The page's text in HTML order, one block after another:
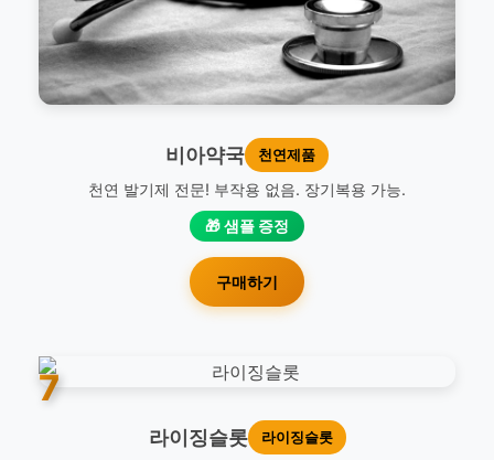
비아약국 천연제품
천연 발기제 전문! 부작용 없음. 장기복용 가능.
🎁 샘플 증정
구매하기
7
라이징슬롯 라이징슬롯